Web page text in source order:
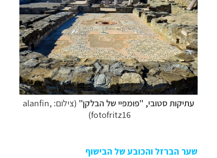
עתיקות סטובי, "פומפיי של הבלקן"
(צילום: alanfin,
fotofritz16)
שער הברזל והכובע של הבישוף